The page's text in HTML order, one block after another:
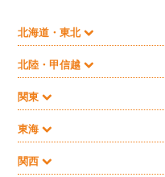
北海道・東北
北陸・甲信越
関東
東海
関西